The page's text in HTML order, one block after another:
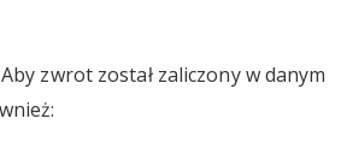
zwrot został zaliczony w danym